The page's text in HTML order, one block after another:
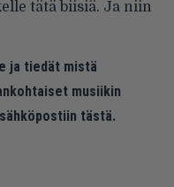
tätä biisiä. Ja niin
ja tiedät mistä
musiikin
tästä.